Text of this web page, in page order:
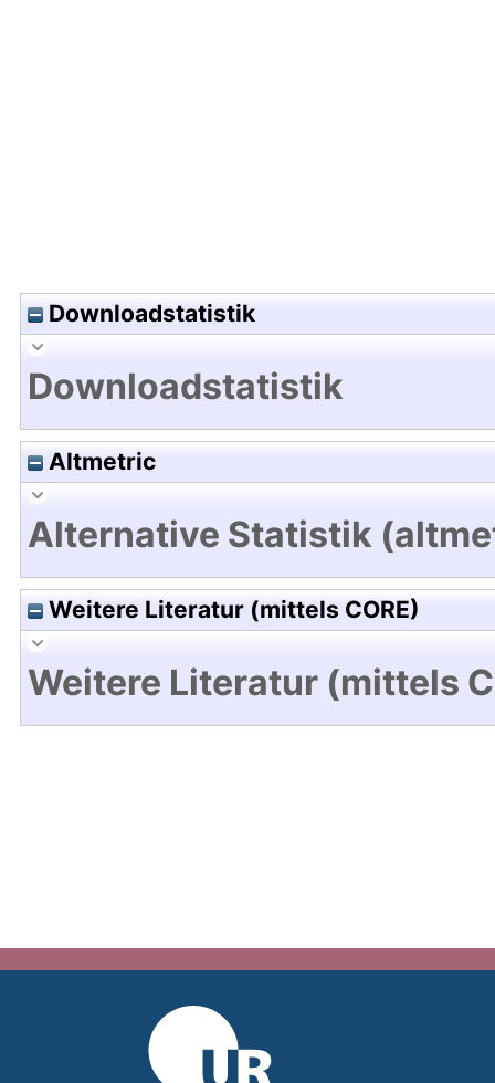
Downloadstatistik
Downloadstatistik
Altmetric
Alternative Statistik
Weitere Literatur (mittels CORE)
Weitere Literatur (mittels